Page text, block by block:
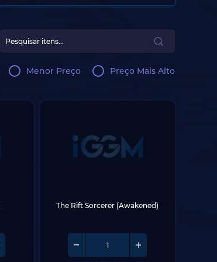
Menor Preço Preço Mais Alto
The Rift Sorcerer (Awakened)